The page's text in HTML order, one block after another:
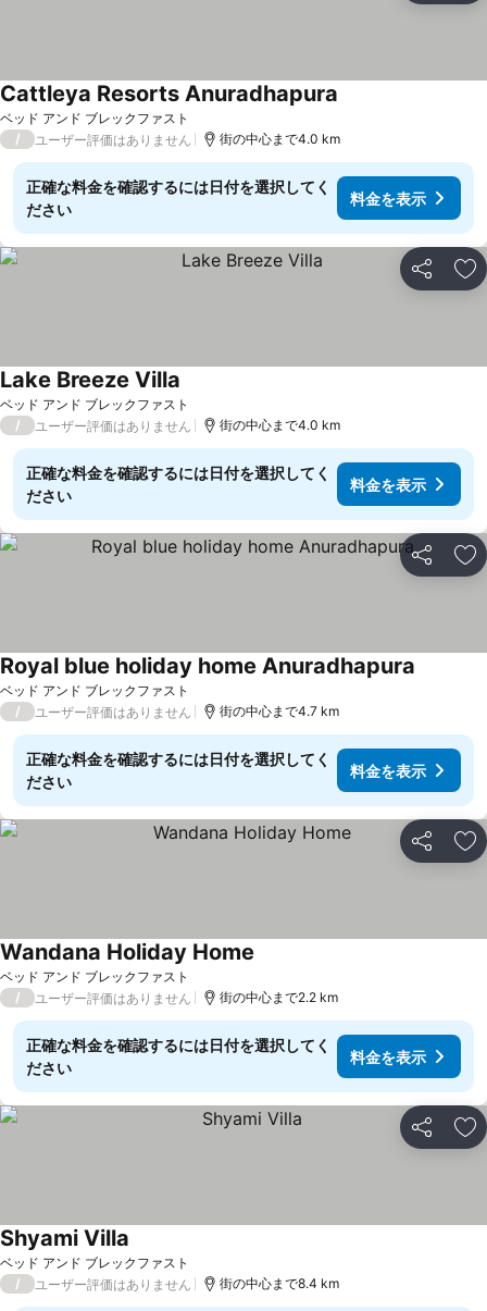
ベッド アンド ブレックファスト
Cattleya Resorts Anuradhapura
/ ユーザー評価はありません 街の中心まで4.0 km
正確な料金を確認するには日付を選択してく
ださい
料金を表示
シェア お
ベッド アンド ブレックファスト
Lake Breeze Villa
/ ユーザー評価はありません 街の中心まで4.0 km
正確な料金を確認するには日付を選択してく
ださい
料金を表示
シェア お
ベッド アンド ブレックファスト
Royal blue holiday home Anuradhapura
/ ユーザー評価はありません 街の中心まで4.7 km
正確な料金を確認するには日付を選択してく
ださい
料金を表示
シェア お
ベッド アンド ブレックファスト
Wandana Holiday Home
/ ユーザー評価はありません 街の中心まで2.2 km
正確な料金を確認するには日付を選択してく
ださい
料金を表示
シェア お
ベッド アンド ブレックファスト
Shyami Villa
/ ユーザー評価はありません 街の中心まで8.4 km